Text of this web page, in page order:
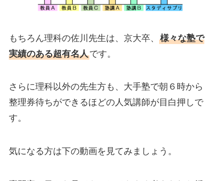
もちろん理科の佐川先生は、京大卒、 様々な塾で
実績のある超有名人です。
さらに理科以外の先生方も、大手塾で朝６時から
整理券待ちができるほどの人気講師が目白押しで
す。
気になる方は下の動画を見てみましょう。